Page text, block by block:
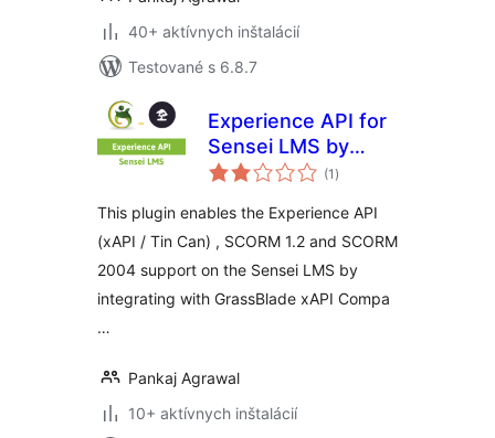
40+ aktívnych inštalácií
Testované s 6.8.7
Experience API for
Sensei LMS by
GrassBlade (1 celkové
hodnotenie
)
This plugin enables the Experience API
(xAPI / Tin Can) , SCORM 1.2 and SCORM
2004 support on the Sensei LMS by
integrating with GrassBlade xAPI Compa
…
Pankaj Agrawal
10+ aktívnych inštalácií